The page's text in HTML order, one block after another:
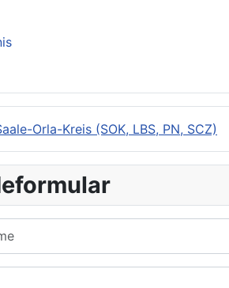
Orla-Kreis (SOK, LBS, PN, SCZ)